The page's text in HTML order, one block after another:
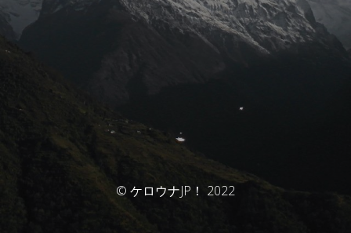
© ケロウナJP！ 2022